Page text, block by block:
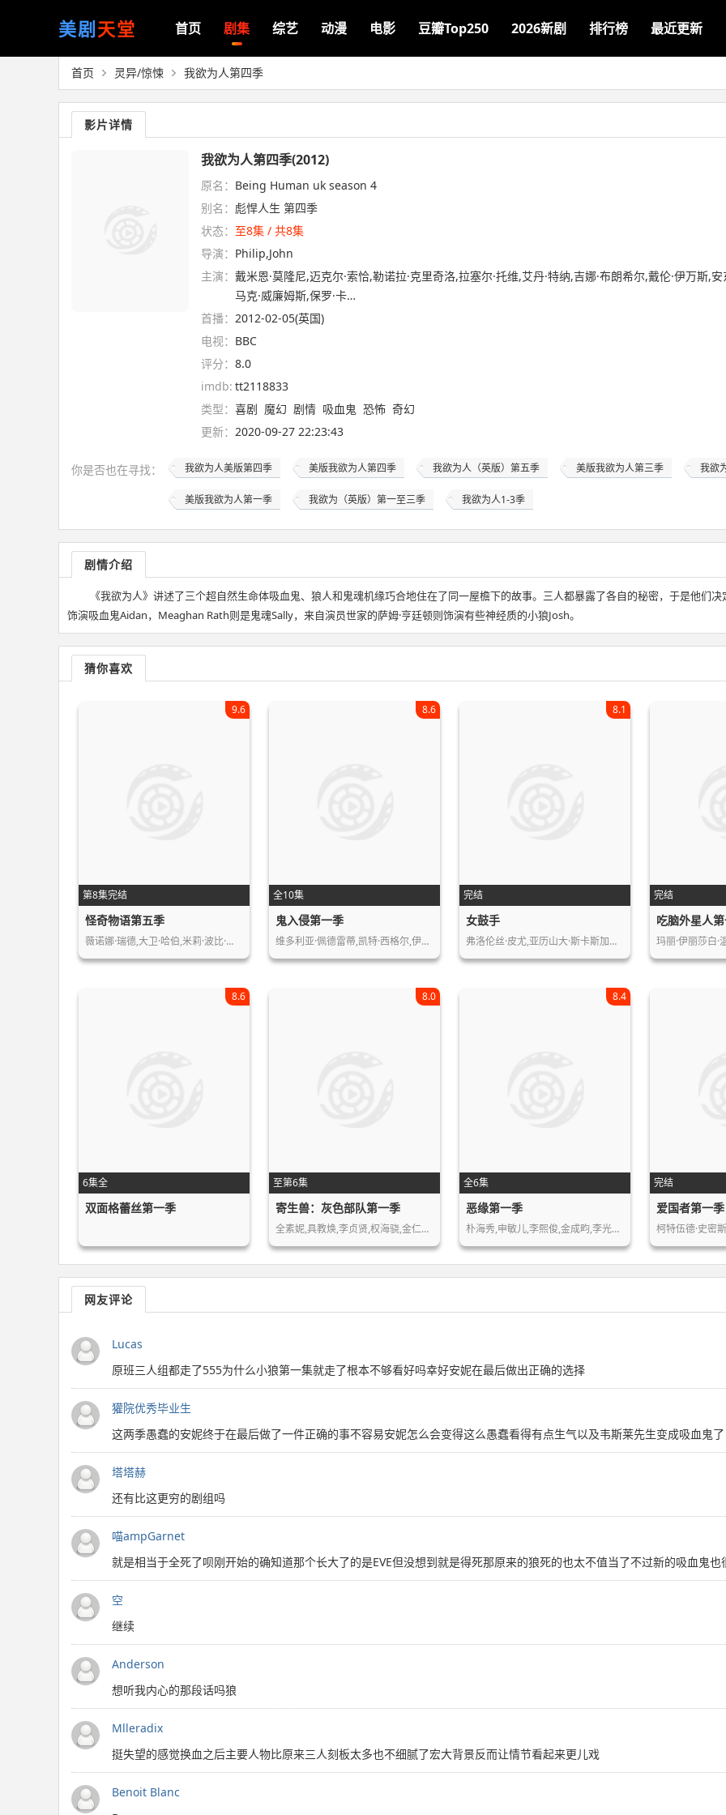
美剧天堂 首页 剧集 综艺 动漫 电影 豆瓣Top250 2026新剧 排行榜 最近更新
首页 灵异/惊悚 我欲为人第四季
影片详情
我欲为人第四季(2012)
原名： Being Human uk season 4
别名： 彪悍人生 第四季
状态： 至8集 / 共8集
导演： Philip,John
主演： 戴米恩·莫隆尼,迈克尔·索恰,勒诺拉·克里奇洛,拉塞尔·托维,艾丹·特纳,吉娜·布朗希尔,戴伦·伊万斯,
马克·威廉姆斯,保罗·卡…
首播： 2012-02-05(英国)
电视： BBC
评分： 8.0
imdb: tt2118833
类型： 喜剧 魔幻 剧情 吸血鬼 恐怖 奇幻
更新： 2020-09-27 22:23:43
你是否也在寻找： 我欲为人美版第四季 美版我欲为人第四季 我欲为人（英版）第五季 美版我欲为人第三季 我欲
美版我欲为人第一季 我欲为（英版）第一至三季 我欲为人1-3季
剧情介绍
《我欲为人》讲述了三个超自然生命体吸血鬼、狼人和鬼魂机缘巧合地住在了同一屋檐下的故事。三人都暴露了各自的秘密，于是他们
饰演吸血鬼Aidan，Meaghan Rath则是鬼魂Sally，来自演员世家的萨姆·亨廷顿则饰演有些神经质的小狼Josh。
猜你喜欢
第8集完结
9.6
怪奇物语第五季
薇诺娜·瑞德,大卫·哈伯,米莉·波比·…
全10集
8.6
鬼入侵第一季
维多利亚·佩德雷蒂,凯特·西格尔,伊莉…
完结
8.1
女鼓手
弗洛伦丝·皮尤,亚历山大·斯卡斯加德…
完结
吃脑外星人
玛丽·伊丽莎白
6集全
8.6
双面格蕾丝第一季
至第6集
8.0
寄生兽：灰色部队第一季
全素妮,具教焕,李贞贤,权海骁,金仁权,…
全6集
8.4
恶缘第一季
朴海秀,申敏儿,李熙俊,金成畇,李光洙,…
完结
爱国者第一季
柯特伍德·史密
网友评论
Lucas
原班三人组都走了555为什么小狼第一集就走了根本不够看好吗幸好安妮在最后做出正确的选择
獾院优秀毕业生
这两季愚蠢的安妮终于在最后做了一件正确的事不容易安妮怎么会变得这么愚蠢看得有点生气以及韦斯莱先生变成吸血鬼了
塔塔赫
还有比这更穷的剧组吗
喵ampGarnet
就是相当于全死了呗刚开始的确知道那个长大了的是EVE但没想到就是得死那原来的狼死的也太不值当了不过新的吸血鬼也
空
继续
Anderson
想听我内心的那段话吗狼
Mlleradix
挺失望的感觉换血之后主要人物比原来三人刻板太多也不细腻了宏大背景反而让情节看起来更儿戏
Benoit Blanc